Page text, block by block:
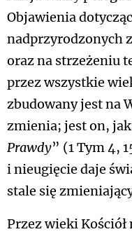
Objawienia
nadprzyrodzonych
oraz na strzeżeniu
przez wszystkie
zbudowany jest na
zmienia; jest on, jak
Prawdy” (1 Tym 4,
i nieugięcie daje
stale się
Przez wieki Kościół